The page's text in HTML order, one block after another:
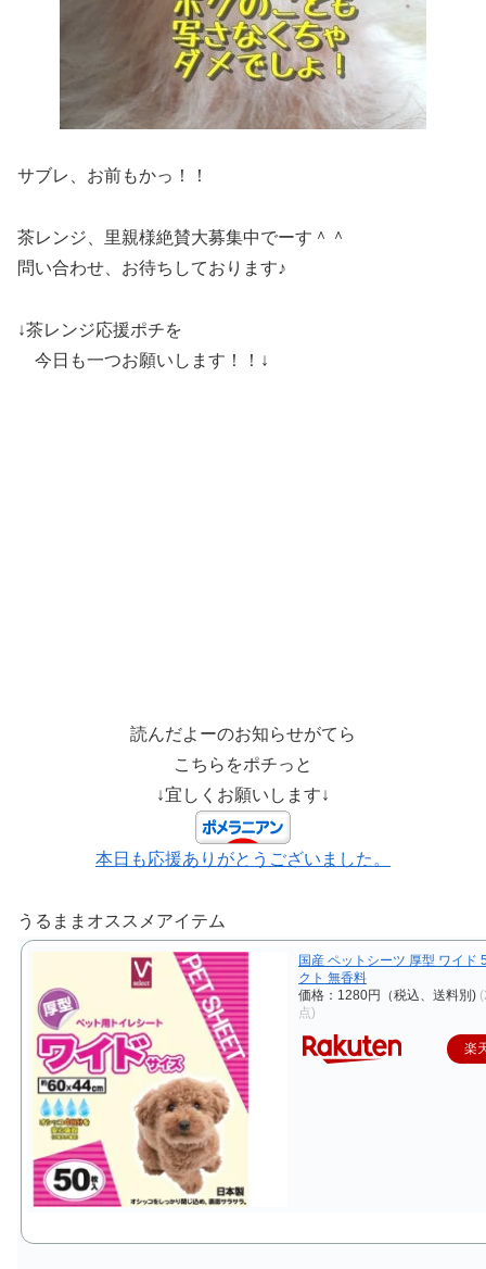
サブレ、お前もかっ！！
茶レンジ、里親様絶賛大募集中でーす＾＾
問い合わせ、お待ちしております♪
↓茶レンジ応援ポチを
今日も一つお願いします！！↓
読んだよーのお知らせがてら
こちらをポチっと
↓宜しくお願いします↓
本日も応援ありがとうございました。
うるままオススメアイテム
国産 ペットシーツ 厚型 ワイド
クト 無香料
価格：1280円（税込、送料別)
点)
楽